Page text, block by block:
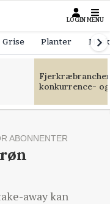
LOGIN MENU
Grise Planter
konkurrence-
ABONNENTER
away kan